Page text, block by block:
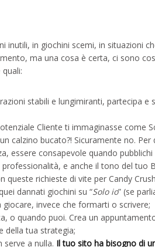
inutili, in giochini scemi, in situazioni
ma una cosa è certa, ci sono
stabili e lungimiranti, partecipa e
Cliente ti immaginasse come
calzino bucato?! Sicuramente no. Per
essere consapevole quando
e anche il tono del tuo
queste richieste di vite per Candy
dannati giochini su “Solo io” (se
invece che formarti o scrivere;
o quando puoi. Crea un
della tua strategia;
serve a nulla. Il tuo sito ha bisogno di